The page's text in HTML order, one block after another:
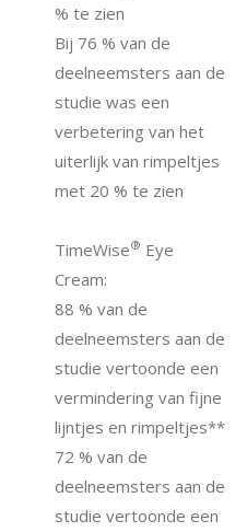
% te zien
Bij 76 % van de
deelneemsters aan de
studie was een
verbetering van het
uiterlijk van rimpeltjes
met 20 % te zien
TimeWise® Eye
Cream:
88 % van de
deelneemsters aan de
studie vertoonde een
vermindering van fijne
lijntjes en rimpeltjes**
72 % van de
deelneemsters aan de
studie vertoonde een